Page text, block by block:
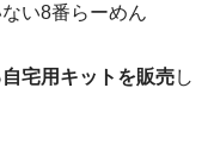
い8番らーめん
宅用キットを販売し